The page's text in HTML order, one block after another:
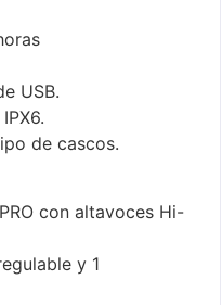
USB.
de cascos.
con altavoces Hi-
y 1